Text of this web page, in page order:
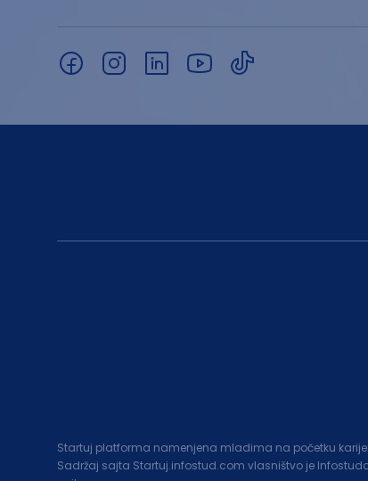
Startuj platforma namenjena mladima na početku
Sadržaj sajta Startuj.infostud.com vlasništvo je